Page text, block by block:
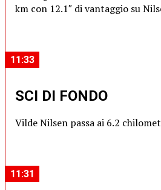
km con 12.1″ di vantaggio su
11:33
SCI DI FONDO
Vilde Nilsen passa ai 6.2
11:31